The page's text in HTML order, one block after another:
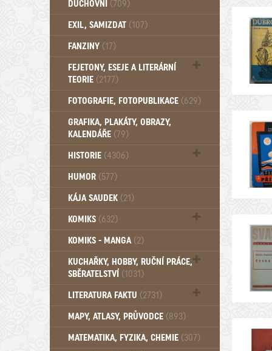
DUCHOVNÍ (709)
Okultismus (110)
EXIL, SAMIZDAT (107)
FANZINY (17)
FEJETONY, ESEJE A LITERÁRNÍ
TEORIE (2177)
Citáty, aforismy, snáře, přísloví,
FOTOGRAFIE, FOTOPUBLIKACE (629)
GRAFIKA, PLAKÁTY, OBRAZY,
KALENDÁŘE (79)
HISTORIE (4306)
Mytologie, Mýty, Báje, Pověsti (203)
HUMOR (577)
KÁJA SAUDEK (21)
KOMIKS (632)
Komiks - Čtyřlístek (232)
KOMIKS - MANGA (2)
KUCHAŘKY, HOBBY, RUČNÍ PRÁCE,
SBĚRATELSTVÍ (1031)
Dům a byt (102)
LITERATURA FAKTU (2731)
Katalogy (503)
MAPY, ATLASY, PRŮVODCE (893)
MATEMATIKA, FYZIKA, CHEMIE (307)